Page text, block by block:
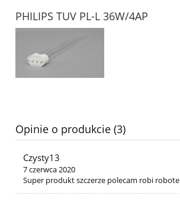
PHILIPS TUV PL-L 36W/4AP
Opinie o produkcie (3)
Czysty13
7 czerwca 2020
Super produkt szczerze polecam robi robote